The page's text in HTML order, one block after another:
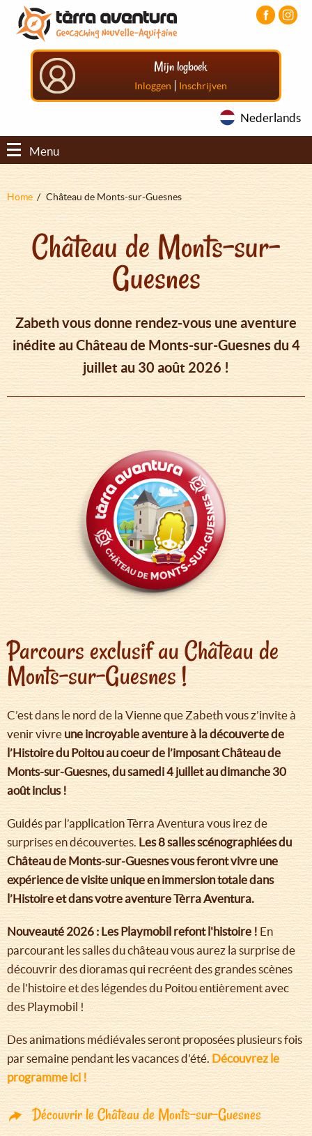
Overslaan
naar
Aller
menu
principal
Aller
pied
Mijn logboek
Inloggen | Inschrijven
Nederlands
Menu
Kruimelpad
Home Château de Monts-sur-Guesnes
Château de Monts-sur-
Guesnes
Zabeth vous donne rendez-vous une aventure
inédite au Château de Monts-sur-Guesnes du 4
juillet au 30 août 2026 !
Parcours exclusif au Château de
Monts-sur-Guesnes !
C’est dans le nord de la Vienne que Zabeth vous z’invite à
venir vivre une incroyable aventure à la découverte de
l’Histoire du Poitou au coeur de l’imposant Château de
Monts-sur-Guesnes, du samedi 4 juillet au dimanche 30
août inclus !
Guidés par l’application Tèrra Aventura vous irez de
surprises en découvertes. Les 8 salles scénographiées du
Château de Monts-sur-Guesnes vous feront vivre une
expérience de visite unique en immersion totale dans
l’Histoire et dans votre aventure Tèrra Aventura.
Nouveauté 2026 : Les Playmobil refont l'histoire ! En
parcourant les salles du château vous aurez la surprise de
découvrir des dioramas qui recréent des grandes scènes
de l'histoire et des légendes du Poitou entièrement avec
des Playmobil !
Des animations médiévales seront proposées plusieurs fois
par semaine pendant les vacances d'été. Découvrez le
programme ici !
Découvrir le Château de Monts-sur-Guesnes